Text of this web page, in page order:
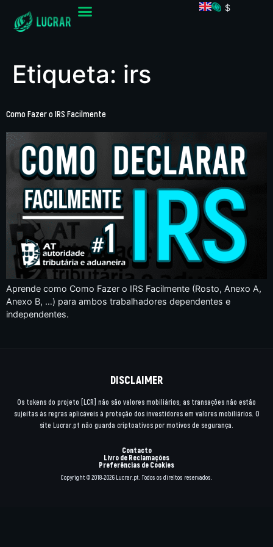
$
Etiqueta: irs
Como Fazer o IRS Facilmente
Aprende como Como Fazer o IRS Facilmente (Rosto, Anexo A,
Anexo B, …) para ambos trabalhadores dependentes e
independentes.
DISCLAIMER
Os tokens do projeto [LCR] não são valores mobiliários; as transações não estão
sujeitas às regras aplicáveis à proteção dos investidores em valores mobiliários. O
site Lucrar.pt não guarda criptoativos por motivos de segurança.
Contacto
Livro de Reclamações
Preferências de Cookies
Copyright © 2018-2026 Lucrar.pt. Todos os direitos reservados.